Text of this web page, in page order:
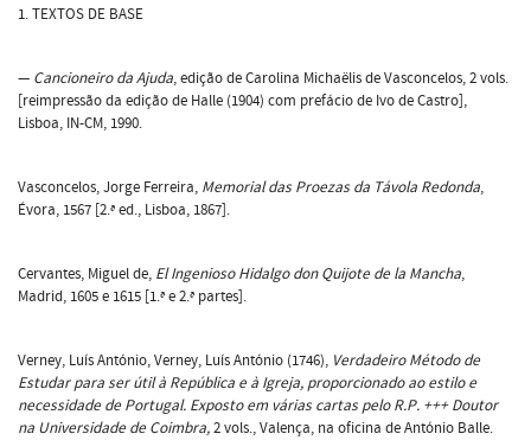
1. TEXTOS DE BASE
— Cancioneiro da Ajuda, edição de Carolina Michaëlis de Vasconcelos, 2 vols.
[reimpressão da edição de Halle (1904) com prefácio de Ivo de Castro],
Lisboa, IN-CM, 1990.
Vasconcelos, Jorge Ferreira, Memorial das Proezas da Távola Redonda,
Évora, 1567 [2.ª ed., Lisboa, 1867].
Cervantes, Miguel de, El Ingenioso Hidalgo don Quijote de la Mancha,
Madrid, 1605 e 1615 [1.ª e 2.ª partes].
Verney, Luís António, Verney, Luís António (1746), Verdadeiro Método de
Estudar para ser útil à República e à Igreja, proporcionado ao estilo e
necessidade de Portugal. Exposto em várias cartas pelo R.P. +++ Doutor
na Universidade de Coimbra,2 vols., Valença, na oficina de António Balle.